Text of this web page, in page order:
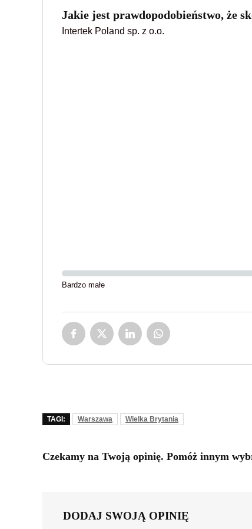
Jakie jest prawdopodobieństwo, że
Intertek Poland sp. z o.o.
Bardzo małe
TAGI: Warszawa Wielka Brytania
Czekamy na Twoją opinię. Pomóż innym
DODAJ SWOJĄ OPINIĘ